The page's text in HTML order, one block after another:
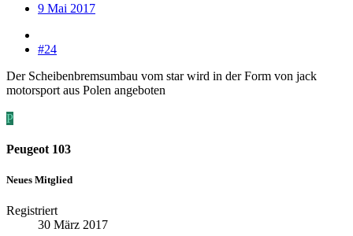
9 Mai 2017
#24
Der Scheibenbremsumbau vom star wird in der Form von jack
motorsport aus Polen angeboten
P
Peugeot 103
Neues Mitglied
Registriert
30 März 2017